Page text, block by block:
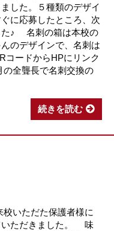
した。５種類のデザイ
に応募したところ、次
た♪ 名刺の箱は本校の
のデザインで、名刺は
コードからHPにリンク
全聾長で名刺交換の
続きを読む
いただた保護者様に
いただきました。 味